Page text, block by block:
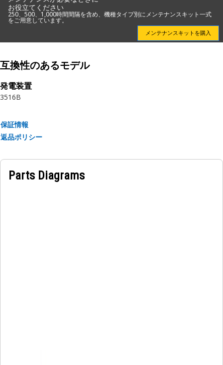
お役立てください
250、500、1,000時間間隔を含め、機種タイプ別にメンテナンスキット一式
をご用意しています。
メンテナンスキットを購入
互換性のあるモデル
発電装置
3516B
保証情報
返品ポリシー
Parts Diagrams